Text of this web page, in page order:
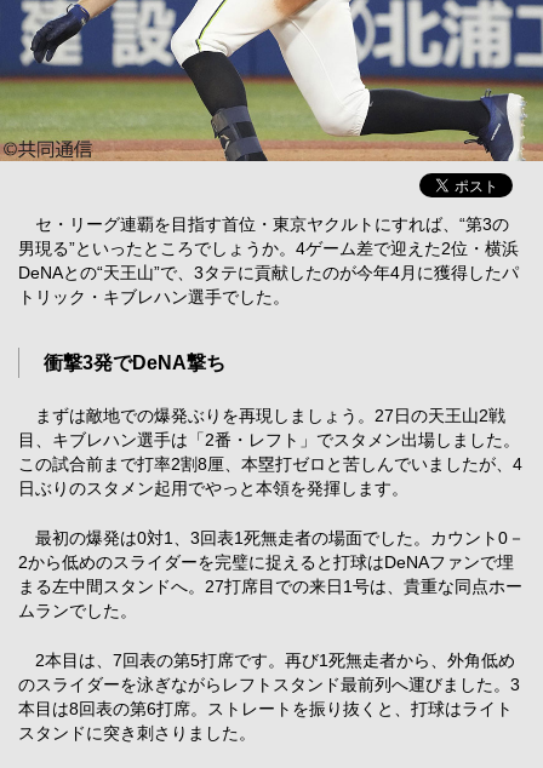
セ・リーグ連覇を目指す首位・東京ヤクルトにすれば、“第3の
男現る”といったところでしょうか。4ゲーム差で迎えた2位・横浜
DeNAとの“天王山”で、3タテに貢献したのが今年4月に獲得したパ
トリック・キブレハン選手でした。
衝撃3発でDeNA撃ち
まずは敵地での爆発ぶりを再現しましょう。27日の天王山2戦
目、キブレハン選手は「2番・レフト」でスタメン出場しました。
この試合前まで打率2割8厘、本塁打ゼロと苦しんでいましたが、4
日ぶりのスタメン起用でやっと本領を発揮します。
最初の爆発は0対1、3回表1死無走者の場面でした。カウント0－
2から低めのスライダーを完璧に捉えると打球はDeNAファンで埋
まる左中間スタンドへ。27打席目での来日1号は、貴重な同点ホー
ムランでした。
2本目は、7回表の第5打席です。再び1死無走者から、外角低め
のスライダーを泳ぎながらレフトスタンド最前列へ運びました。3
本目は8回表の第6打席。ストレートを振り抜くと、打球はライト
スタンドに突き刺さりました。